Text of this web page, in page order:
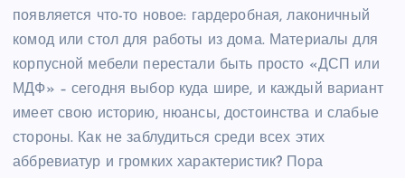
появляется что-то новое: гардеробная, лаконичный
комод или стол для работы из дома. Материалы для
корпусной мебели перестали быть просто «ДСП или
МДФ» – сегодня выбор куда шире, и каждый вариант
имеет свою историю, нюансы, достоинства и слабые
стороны. Как не заблудиться среди всех этих
аббревиатур и громких характеристик? Пора